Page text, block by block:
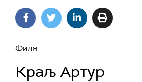
Филм
Краљ Артур